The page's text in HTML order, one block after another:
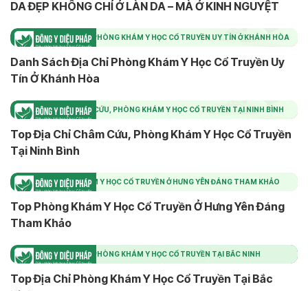
DA ĐẸP KHÔNG CHỈ Ở LÀN DA – MÀ Ở KINH NGUYỆT
DANH SÁCH ĐỊA CHỈ PHÒNG KHÁM Y HỌC CỔ TRUYỀN UY TÍN Ở KHÁNH HÒA
Danh Sách Địa Chỉ Phòng Khám Y Học Cổ Truyền Uy
Tín Ở Khánh Hòa
TOP ĐỊA CHỈ CHÂM CỨU, PHÒNG KHÁM Y HỌC CỔ TRUYỀN TẠI NINH BÌNH
Top Địa Chỉ Châm Cứu, Phòng Khám Y Học Cổ Truyền
Tại Ninh Bình
TOP PHÒNG KHÁM Y HỌC CỔ TRUYỀN Ở HƯNG YÊN ĐÁNG THAM KHẢO
Top Phòng Khám Y Học Cổ Truyền Ở Hưng Yên Đáng
Tham Khảo
TOP ĐỊA CHỈ PHÒNG KHÁM Y HỌC CỔ TRUYỀN TẠI BẮC NINH
Top Địa Chỉ Phòng Khám Y Học Cổ Truyền Tại Bắc